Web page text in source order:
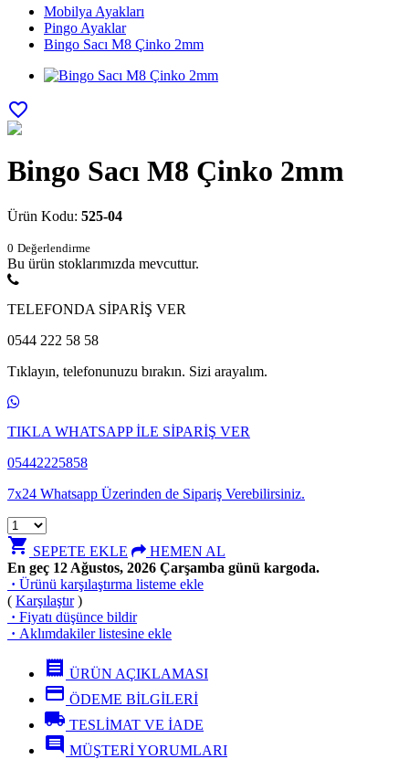
Mobilya Ayakları
Pingo Ayaklar
Bingo Sacı M8 Çinko 2mm
favorite_border
Bingo Sacı M8 Çinko 2mm
Ürün Kodu: 525-04
0 Değerlendirme
Bu ürün stoklarımızda mevcuttur.
TELEFONDA SİPARİŞ VER
0544 222 58 58
Tıklayın, telefonunuzu bırakın. Sizi arayalım.
TIKLA WHATSAPP İLE SİPARİŞ VER
05442225858
7x24 Whatsapp Üzerinden de Sipariş Verebilirsiniz.
shopping_cart SEPETE EKLE
HEMEN AL
En geç 12 Ağustos, 2026 Çarşamba günü kargoda.
· Ürünü karşılaştırma listeme ekle
( Karşılaştır)
· Fiyatı düşünce bildir
· Aklımdakiler listesine ekle
receipt ÜRÜN AÇIKLAMASI
credit_card ÖDEME BİLGİLERİ
local_shipping TESLİMAT VE İADE
comment MÜŞTERİ YORUMLARI